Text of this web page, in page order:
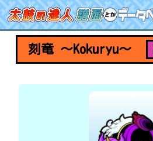
刻竜 ～Kokuryu～